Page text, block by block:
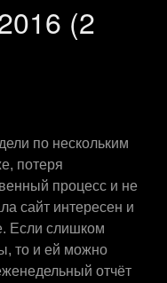
(2
по нескольким
потеря
процесс и не
сайт интересен и
Если слишком
то и ей можно
отчёт